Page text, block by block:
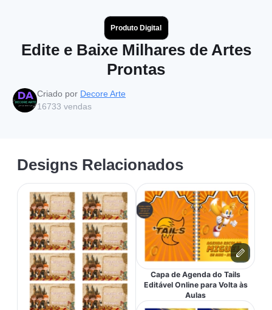
Produto Digital
Edite e Baixe Milhares de Artes
Prontas
Criado por Decore Arte
16733 vendas
Designs Relacionados
Capa de Agenda do Tails
Editável Online para Volta às
Aulas